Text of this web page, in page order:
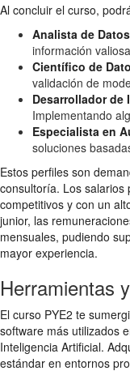
Al concluir el curso,
Analista de
información
Científico de
validación de
Desarrollador de
Implementando
Especialista en
soluciones
Estos perfiles son
consultoría. Los salarios
competitivos y con un
junior, las
mensuales, pudiendo
mayor experiencia.
Herramientas
El curso PYE2 te
software más utilizados
Inteligencia Artificial.
estándar en entornos